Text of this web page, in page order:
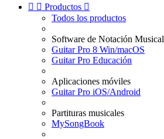
  Productos 
Todos los productos
Software de Notación Musical
Guitar Pro 8 Win/macOS
Guitar Pro Educación
Aplicaciones móviles
Guitar Pro iOS/Android
Partituras musicales
MySongBook